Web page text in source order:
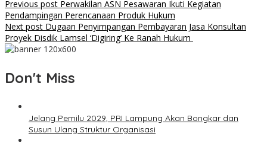
Previous post Perwakilan ASN Pesawaran Ikuti Kegiatan
Pendampingan Perencanaan Produk Hukum
Next post Dugaan Penyimpangan Pembayaran Jasa Konsultan
Proyek Disdik Lamsel ‘Digiring’ Ke Ranah Hukum
Don't Miss
Jelang Pemilu 2029, PRI Lampung Akan Bongkar dan
Susun Ulang Struktur Organisasi